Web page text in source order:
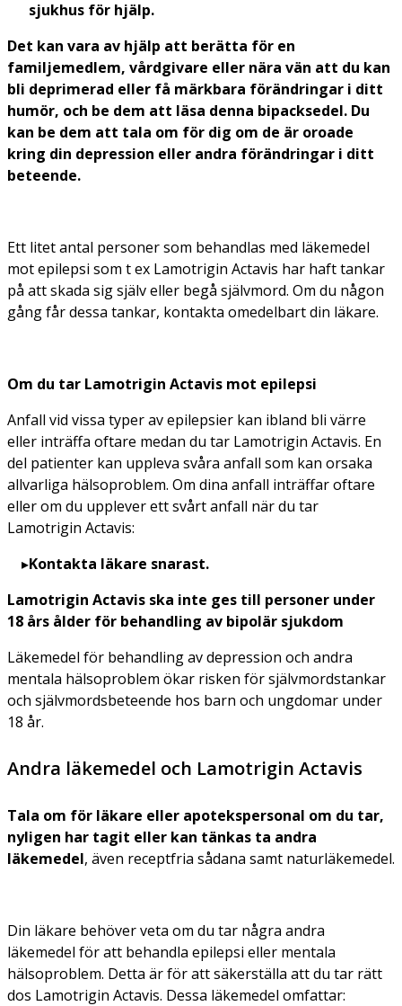
sjukhus för hjälp.
Det kan vara av hjälp att berätta för en
familjemedlem, vårdgivare eller nära vän att du kan
bli deprimerad eller få märkbara förändringar i ditt
humör, och be dem att läsa denna bipacksedel. Du
kan be dem att tala om för dig om de är oroade
kring din depression eller andra förändringar i ditt
beteende.
Ett litet antal personer som behandlas med läkemedel
mot epilepsi som t ex Lamotrigin Actavis har haft tankar
på att skada sig själv eller begå självmord. Om du någon
gång får dessa tankar, kontakta omedelbart din läkare.
Om du tar Lamotrigin Actavis mot epilepsi
Anfall vid vissa typer av epilepsier kan ibland bli värre
eller inträffa oftare medan du tar Lamotrigin Actavis. En
del patienter kan uppleva svåra anfall som kan orsaka
allvarliga hälsoproblem. Om dina anfall inträffar oftare
eller om du upplever ett svårt anfall när du tar
Lamotrigin Actavis:
Kontakta läkare snarast.
Lamotrigin Actavis ska inte ges till personer under
18 års ålder för behandling av bipolär sjukdom
Läkemedel för behandling av depression och andra
mentala hälsoproblem ökar risken för självmordstankar
och självmordsbeteende hos barn och ungdomar under
18 år.
Andra läkemedel och Lamotrigin Actavis
Tala om för läkare eller apotekspersonal om du tar,
nyligen har tagit eller kan tänkas ta andra
läkemedel, även receptfria sådana samt naturläkemedel.
Din läkare behöver veta om du tar några andra
läkemedel för att behandla epilepsi eller mentala
hälsoproblem. Detta är för att säkerställa att du tar rätt
dos Lamotrigin Actavis. Dessa läkemedel omfattar: